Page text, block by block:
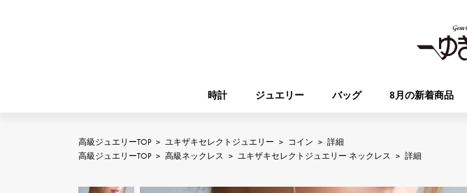
時計 ジュエリー バッグ 8月の新着商品
ROLEX HUBLOT
YUKIZAKI ジュエリー ブランドジュエリー
バーキン オータクロア
高級ジュエリーTOP > ユキザキセレクトジュエリー > コイン > 詳細
高級ジュエリーTOP > 高級ネックレス > ユキザキセレクトジュエリー ネックレス > 詳細